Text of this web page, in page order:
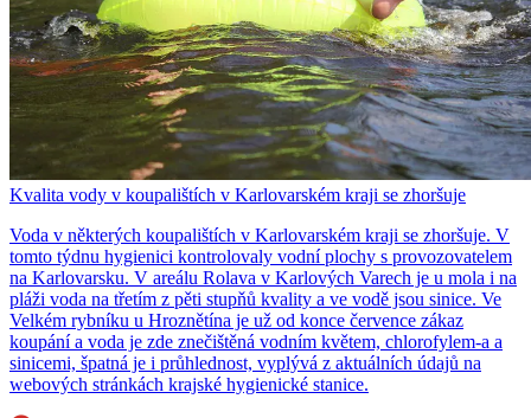
Kvalita vody v koupalištích v Karlovarském kraji se zhoršuje
Voda v některých koupalištích v Karlovarském kraji se zhoršuje. V
tomto týdnu hygienici kontrolovaly vodní plochy s provozovatelem
na Karlovarsku. V areálu Rolava v Karlových Varech je u mola i na
pláži voda na třetím z pěti stupňů kvality a ve vodě jsou sinice. Ve
Velkém rybníku u Hroznětína je už od konce července zákaz
koupání a voda je zde znečištěná vodním květem, chlorofylem-a a
sinicemi, špatná je i průhlednost, vyplývá z aktuálních údajů na
webových stránkách krajské hygienické stanice.